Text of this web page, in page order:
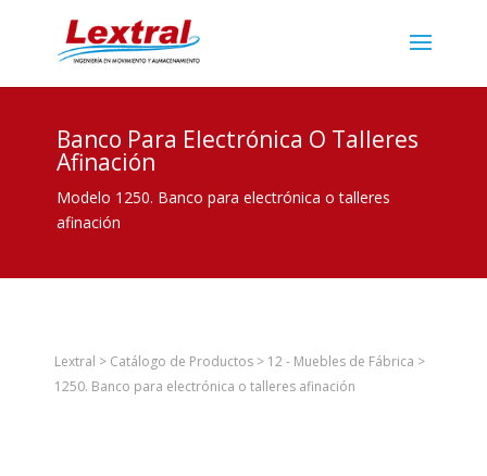
Banco Para Electrónica O Talleres
Afinación
Modelo 1250. Banco para electrónica o talleres
afinación
Lextral > Catálogo de Productos> 12 - Muebles de Fábrica >
1250. Banco para electrónica o talleres afinación